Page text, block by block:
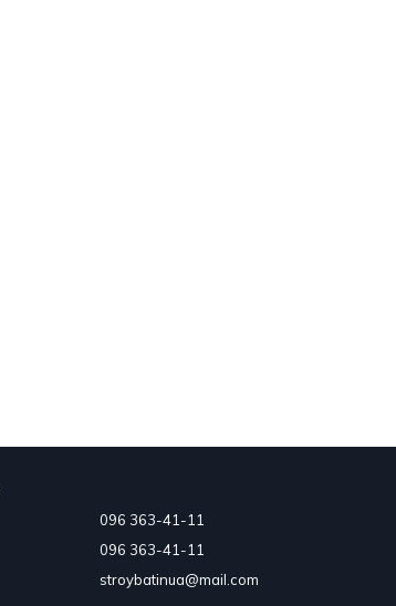
096 363-41-11
096 363-41-11
stroybatinua@mail.com